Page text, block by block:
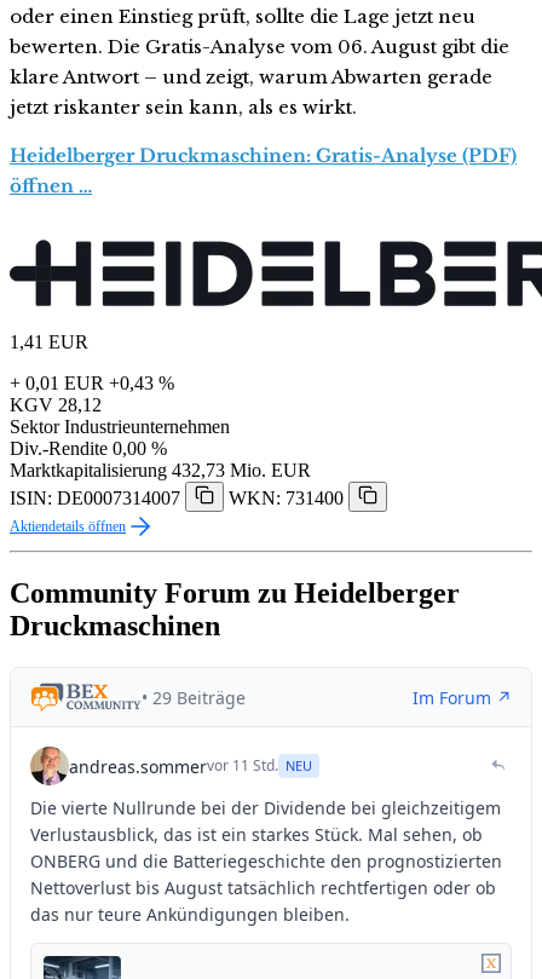
oder einen Einstieg prüft, sollte die Lage jetzt neu
bewerten. Die Gratis-Analyse vom 06. August gibt die
klare Antwort – und zeigt, warum Abwarten gerade
jetzt riskanter sein kann, als es wirkt.
Heidelberger Druckmaschinen: Gratis-Analyse (PDF)
öffnen …
1,41 EUR
+ 0,01 EUR +0,43 %
KGV 28,12
Sektor Industrieunternehmen
Div.-Rendite 0,00 %
Marktkapitalisierung 432,73 Mio. EUR
ISIN: DE0007314007
WKN: 731400
Aktiendetails öffnen
Community Forum zu Heidelberger
Druckmaschinen